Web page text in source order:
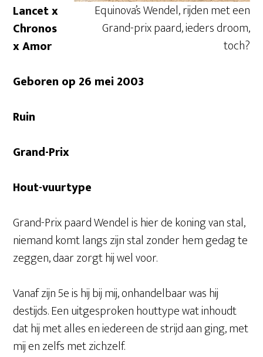
Equinova’s Wendel, rijden met een
Grand-prix paard, ieders droom,
toch?
Lancet x
Chronos
x Amor
Geboren op 26 mei 2003
Ruin
Grand-Prix
Hout-vuurtype
Grand-Prix paard Wendel is hier de koning van stal,
niemand komt langs zijn stal zonder hem gedag te
zeggen, daar zorgt hij wel voor.
Vanaf zijn 5e is hij bij mij, onhandelbaar was hij
destijds. Een uitgesproken houttype wat inhoudt
dat hij met alles en iedereen de strijd aan ging, met
mij en zelfs met zichzelf.